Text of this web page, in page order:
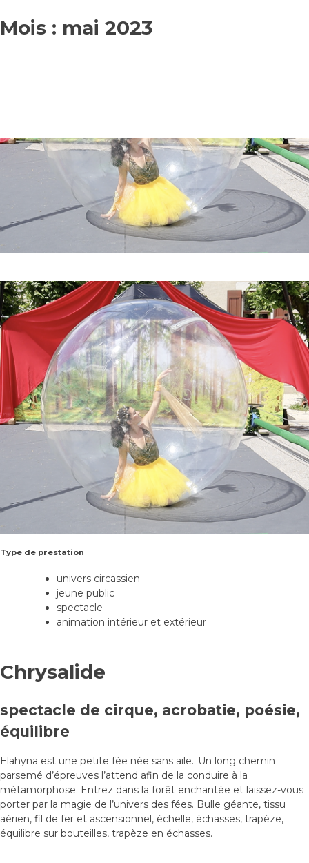
to
content
Mois : mai 2023
Type de prestation
univers circassien
jeune public
spectacle
animation intérieur et extérieur
Chrysalide
spectacle de cirque, acrobatie, poésie,
équilibre
Elahyna est une petite fée née sans aile…Un long chemin
parsemé d’épreuves l’attend afin de la conduire à la
métamorphose. Entrez dans la forêt enchantée et laissez-vous
porter par la magie de l’univers des fées. Bulle géante, tissu
aérien, fil de fer et ascensionnel, échelle, échasses, trapèze,
équilibre sur bouteilles, trapèze en échasses.